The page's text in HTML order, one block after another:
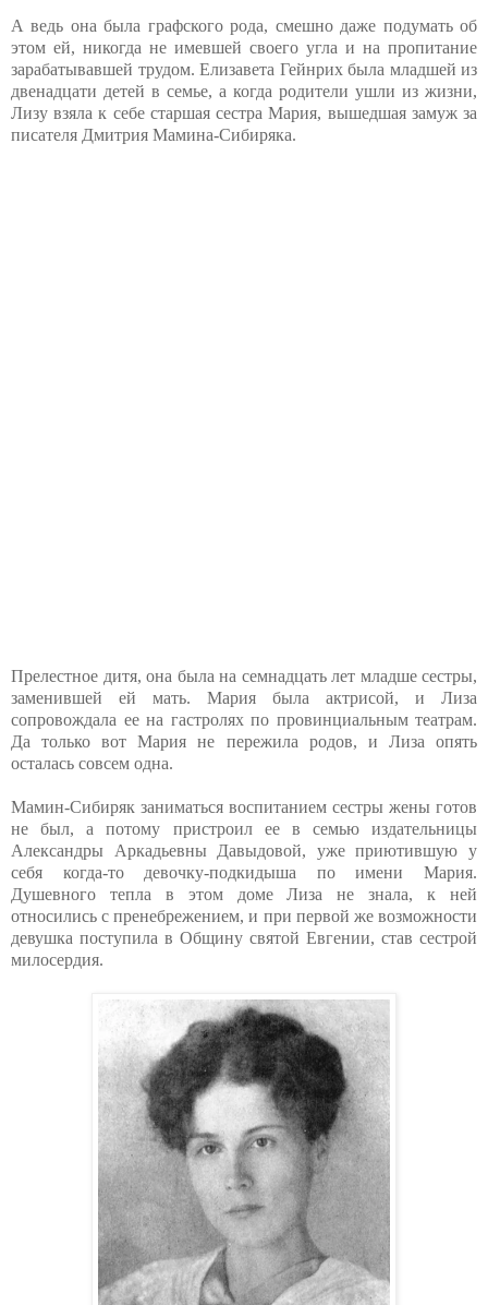
А ведь она была графского рода, смешно даже подумать об
этом ей, никогда не имевшей своего угла и на пропитание
зарабатывавшей трудом. Елизавета Гейнрих была младшей из
двенадцати детей в семье, а когда родители ушли из жизни,
Лизу взяла к себе старшая сестра Мария, вышедшая замуж за
писателя Дмитрия Мамина-Сибиряка.
Прелестное дитя, она была на семнадцать лет младше сестры,
заменившей ей мать. Мария была актрисой, и Лиза
сопровождала ее на гастролях по провинциальным театрам.
Да только вот Мария не пережила родов, и Лиза опять
осталась совсем одна.
Мамин-Сибиряк заниматься воспитанием сестры жены готов
не был, а потому пристроил ее в семью издательницы
Александры Аркадьевны Давыдовой, уже приютившую у
себя когда-то девочку-подкидыша по имени Мария.
Душевного тепла в этом доме Лиза не знала, к ней
относились с пренебрежением, и при первой же возможности
девушка поступила в Общину святой Евгении, став сестрой
милосердия.